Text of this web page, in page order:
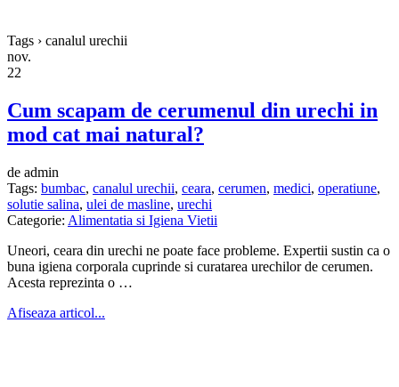
Tags › canalul urechii
nov.
22
Cum scapam de cerumenul din urechi in
mod cat mai natural?
de admin
Tags: bumbac, canalul urechii, ceara, cerumen, medici, operatiune,
solutie salina, ulei de masline, urechi
Categorie: Alimentatia si Igiena Vietii
Uneori, ceara din urechi ne poate face probleme. Expertii sustin ca o
buna igiena corporala cuprinde si curatarea urechilor de cerumen.
Acesta reprezinta o …
Afiseaza articol...